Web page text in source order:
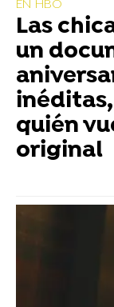
EN HBO
Las
un
quién
original